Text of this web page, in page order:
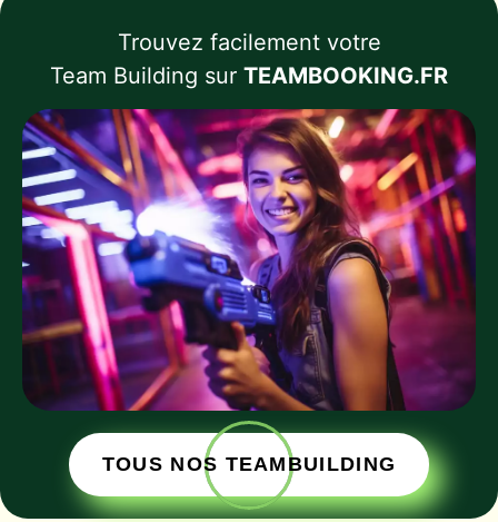
Trouvez facilement votre
Team Building sur TEAMBOOKING.FR
TOUS NOS TEAMBUILDING